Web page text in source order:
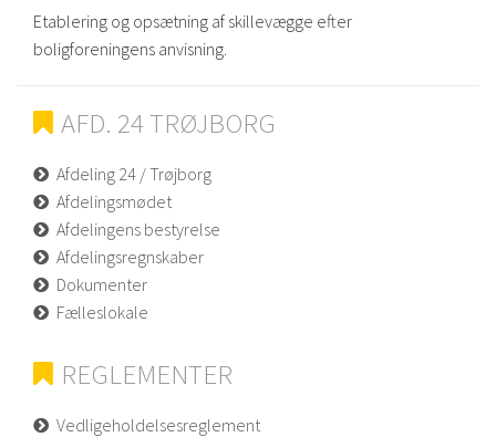
Etablering og opsætning af skillevægge efter
boligforeningens anvisning.
AFD. 24 TRØJBORG
Afdeling 24 / Trøjborg
Afdelingsmødet
Afdelingens bestyrelse
Afdelingsregnskaber
Dokumenter
Fælleslokale
REGLEMENTER
Vedligeholdelsesreglement